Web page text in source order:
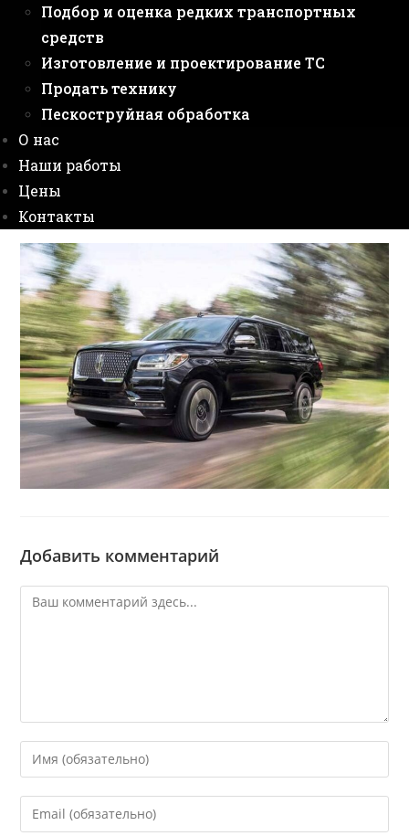
Подбор и оценка редких транспортных
средств
Изготовление и проектирование ТС
Продать технику
Пескоструйная обработка
О нас
Наши работы
Цены
Контакты
Добавить комментарий
Комментарий
Введите
свое
имя
или
Введите
свой